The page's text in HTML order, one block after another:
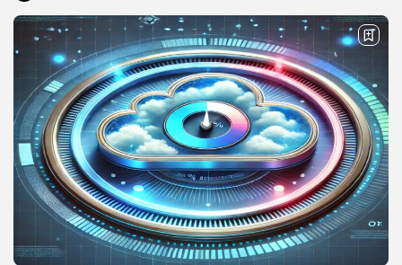
56 Artículos
Marketing Online
37 Artículos
Internet
33 Artículos
Negocios
33 Artículos
SEGUINOS